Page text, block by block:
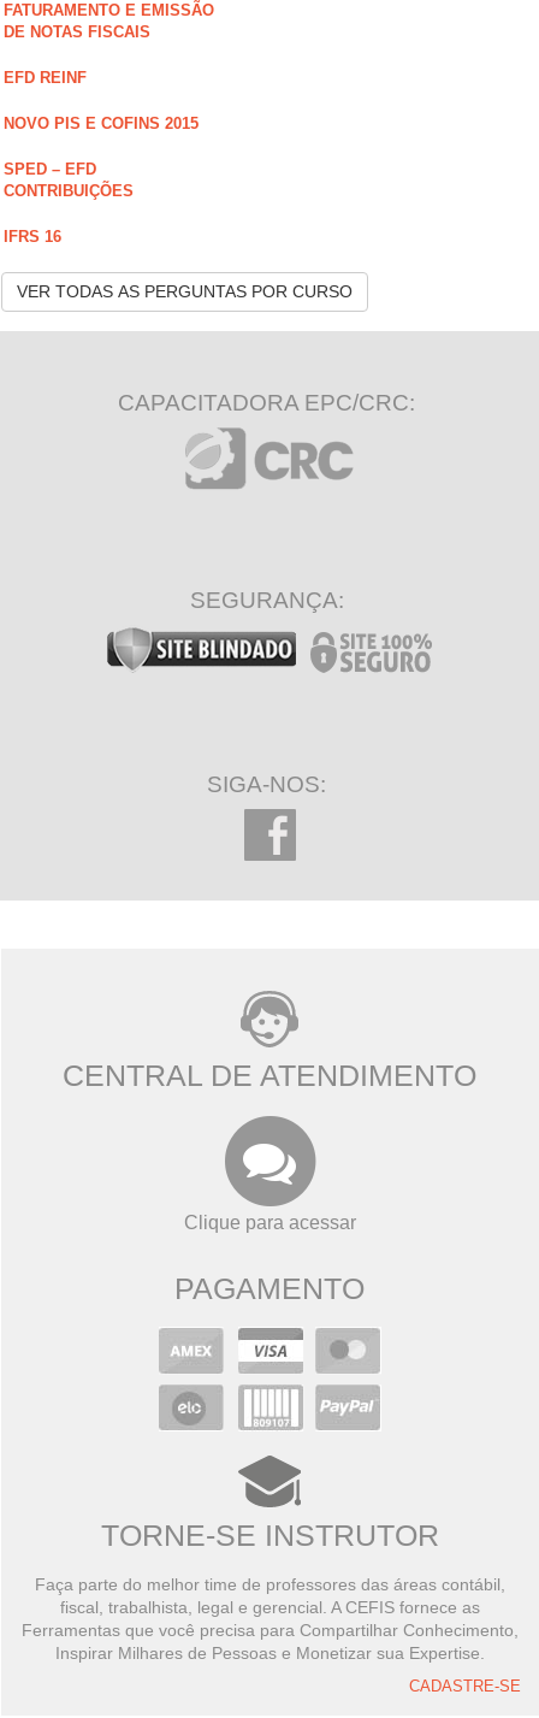
FATURAMENTO E EMISSÃO
DE NOTAS FISCAIS
EFD REINF
NOVO PIS E COFINS 2015
SPED – EFD
CONTRIBUIÇÕES
IFRS 16
VER TODAS AS PERGUNTAS POR CURSO
CAPACITADORA EPC/CRC:
SEGURANÇA:
SIGA-NOS:
CENTRAL DE ATENDIMENTO
Clique para acessar
PAGAMENTO
TORNE-SE INSTRUTOR
Faça parte do melhor time de professores das áreas contábil,
fiscal, trabalhista, legal e gerencial. A CEFIS fornece as
Ferramentas que você precisa para Compartilhar Conhecimento,
Inspirar Milhares de Pessoas e Monetizar sua Expertise.
CADASTRE-SE